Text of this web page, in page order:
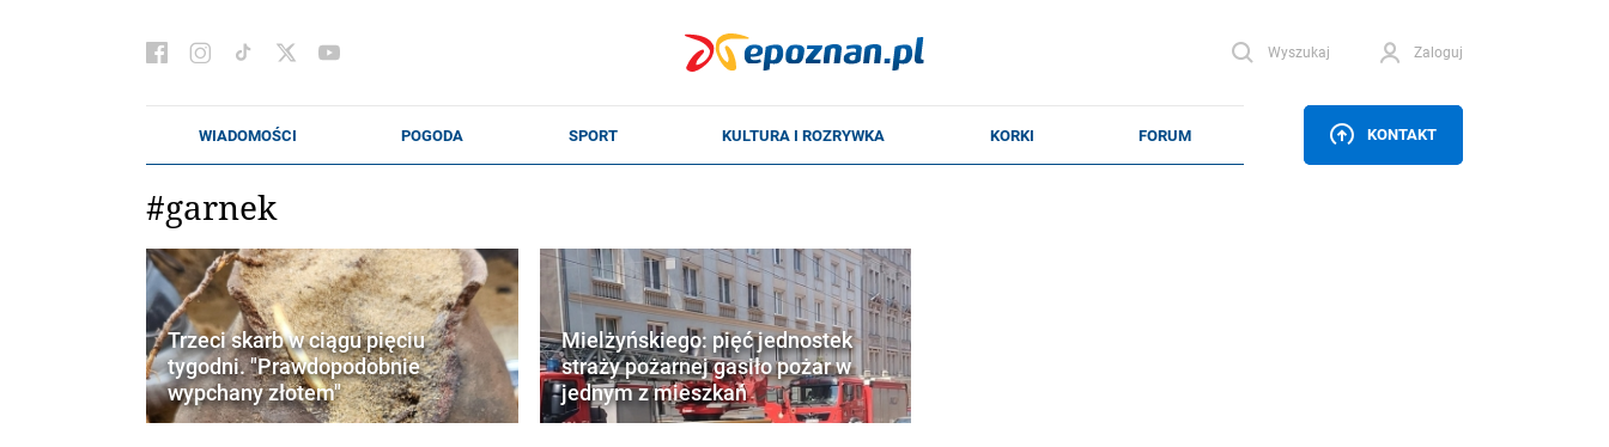
Wyszukaj Zaloguj
KONTAKT
#garnek
Trzeci skarb w ciągu pięciu
tygodni. "Prawdopodobnie
wypchany złotem"
Mielżyńskiego: pięć jednostek
straży pożarnej gasiło pożar w
jednym z mieszkań